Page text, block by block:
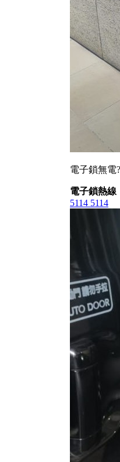
電子鎖無電
電子鎖熱線
5114 5114